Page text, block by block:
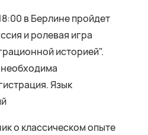
в Берлине пройдет
и ролевая игра
историей".
Язык
о классичеcком опыте